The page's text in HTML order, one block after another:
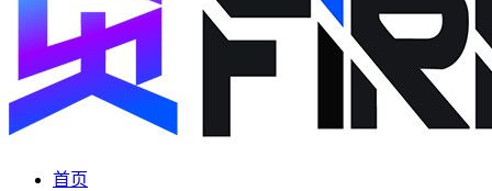
首页